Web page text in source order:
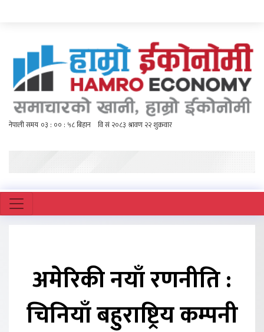
अमेरिकी नयाँ रणनीति :
चिनियाँ बहुराष्ट्रिय कम्पनी